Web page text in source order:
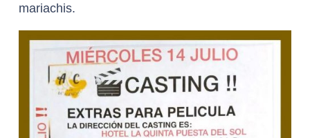
mariachis.